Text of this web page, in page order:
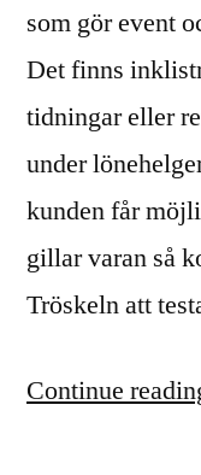
som gör event
Det finns
tidningar eller
under
kunden får
gillar varan så
Tröskeln att
Continue